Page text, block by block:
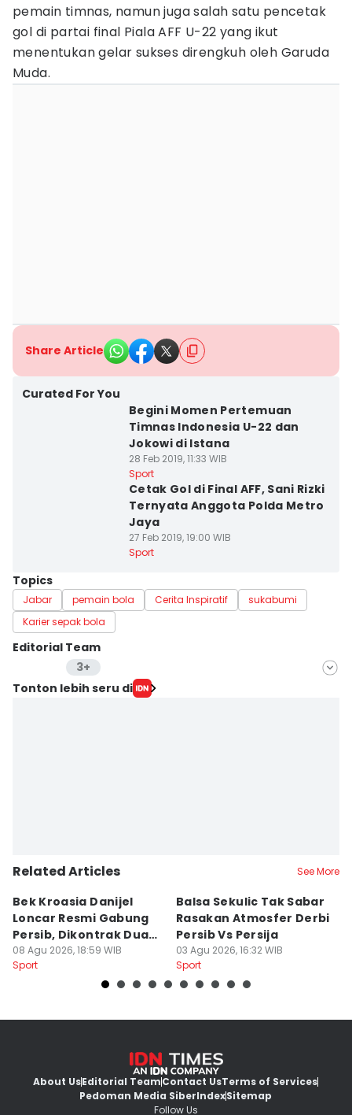
pemain timnas, namun juga salah satu pencetak
gol di partai final Piala AFF U-22 yang ikut
menentukan gelar sukses direngkuh oleh Garuda
Muda.
Share Article
Curated For You
Begini Momen Pertemuan
Timnas Indonesia U-22 dan
Jokowi di Istana
28 Feb 2019, 11:33 WIB
Sport
Cetak Gol di Final AFF, Sani Rizki
Ternyata Anggota Polda Metro
Jaya
27 Feb 2019, 19:00 WIB
Sport
Topics
Jabar pemain bola Cerita Inspiratif
sukabumi
Karier sepak bola
Editorial Team
3+
Editor
Tonton lebih seru di
Related Articles See More
Bek Kroasia Danijel
Loncar Resmi Gabung
Persib, Dikontrak Dua
Musim
08 Agu 2026, 18:59 WIB
Sport
Balsa Sekulic Tak Sabar
Rasakan Atmosfer Derbi
Persib Vs Persija
03 Agu 2026, 16:32 WIB
Sport
About UsEditorial TeamContact UsTerms of Services
Pedoman Media SiberIndexSitemap
Follow Us